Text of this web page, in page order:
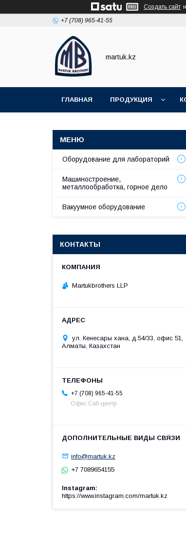
Создать сайт
+7 (708) 965-41-55
martuk.kz
ГЛАВНАЯ ПРОДУКЦИЯ
Оборудование для лабораторий
Машиностроение,
металлообработка, горное дело
Вакуумное оборудование
КОНТАКТЫ
Martukbrothers LLP
ул. Кенесары хана, д.54/33, офис 51,
Алматы, Казахстан
+7 (708) 965-41-55
Офис Call-центр
info@martuk.kz
+7 7089654155
Instagram
https://www.instagram.com/martuk.kz